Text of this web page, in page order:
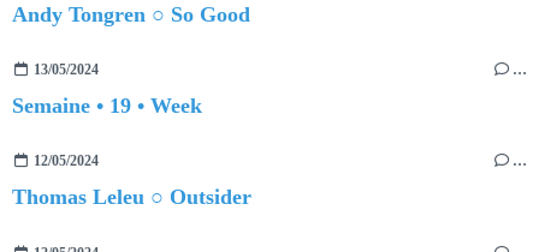
Andy Tongren ○ So Good
13/05/2024 …
Semaine • 19 • Week
12/05/2024 …
Thomas Leleu ○ Outsider